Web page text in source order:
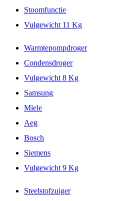
Stoomfunctie
Vulgewicht 11 Kg
Warmtepompdroger
Condensdroger
Vulgewicht 8 Kg
Samsung
Miele
Aeg
Bosch
Siemens
Vulgewicht 9 Kg
Steelstofzuiger